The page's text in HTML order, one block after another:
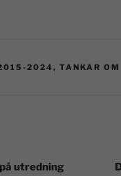
2024, TANKAR
utredning